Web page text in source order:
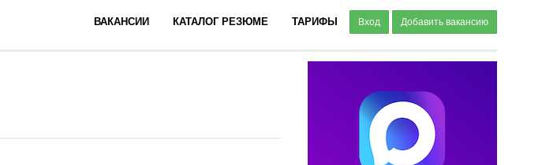
ВАКАНСИИ КАТАЛОГ РЕЗЮМЕ ТАРИФЫ Вход Добавить вакансию